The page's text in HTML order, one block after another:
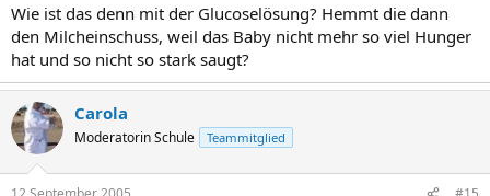
Wie ist das denn mit der Glucoselösung? Hemmt die dann
den Milcheinschuss, weil das Baby nicht mehr so viel Hunger
hat und so nicht so stark saugt?
Carola
Moderatorin Schule Teammitglied